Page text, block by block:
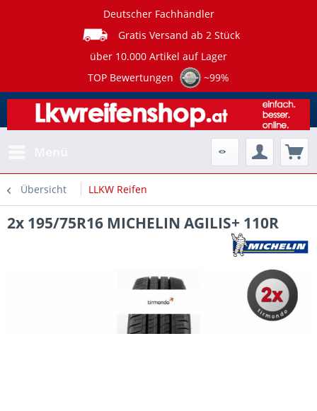
Deutscher Fachhändler
Gratis Versand ab 2 Stück
über 10.000 Artikel auf Lager
TOP Bewertungen
~99%
Übersicht LLKW Reifen
2x 195/75R16 MICHELIN AGILIS+ 110R